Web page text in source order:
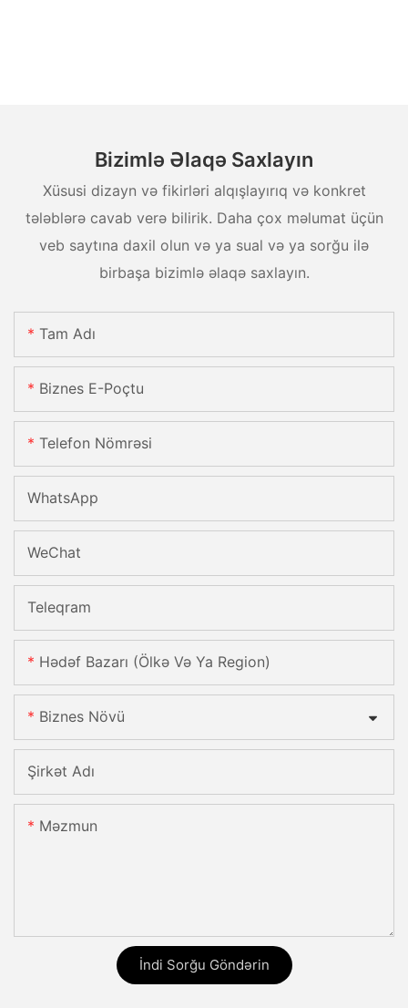
Bizimlə Əlaqə Saxlayın
Xüsusi dizayn və fikirləri alqışlayırıq və konkret
tələblərə cavab verə bilirik. Daha çox məlumat üçün
veb saytına daxil olun və ya sual və ya sorğu ilə
birbaşa bizimlə əlaqə saxlayın.
Tam Adı
Biznes E-Poçtu
Telefon Nömrəsi
WhatsApp
WeChat
Teleqram
Hədəf Bazarı (Ölkə Və Ya Region)
Biznes Növü
Şirkət Adı
Məzmun
İndi Sorğu Göndərin